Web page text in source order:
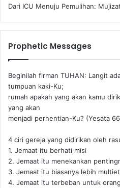
Dari ICU Menuju Pemulihan:
Prophetic Messages
Beginilah firman TUHAN: Langit
tumpuan kaki-Ku;
rumah apakah yang akan kamu
yang akan
menjadi perhentian-Ku? (Yesata
4 ciri gereja yang didirikan oleh
1. Jemaat itu berhati misi
2. Jemaat itu menekankan
3. Jemaat itu biasanya lebih
4. Jemaat itu terbeban untuk